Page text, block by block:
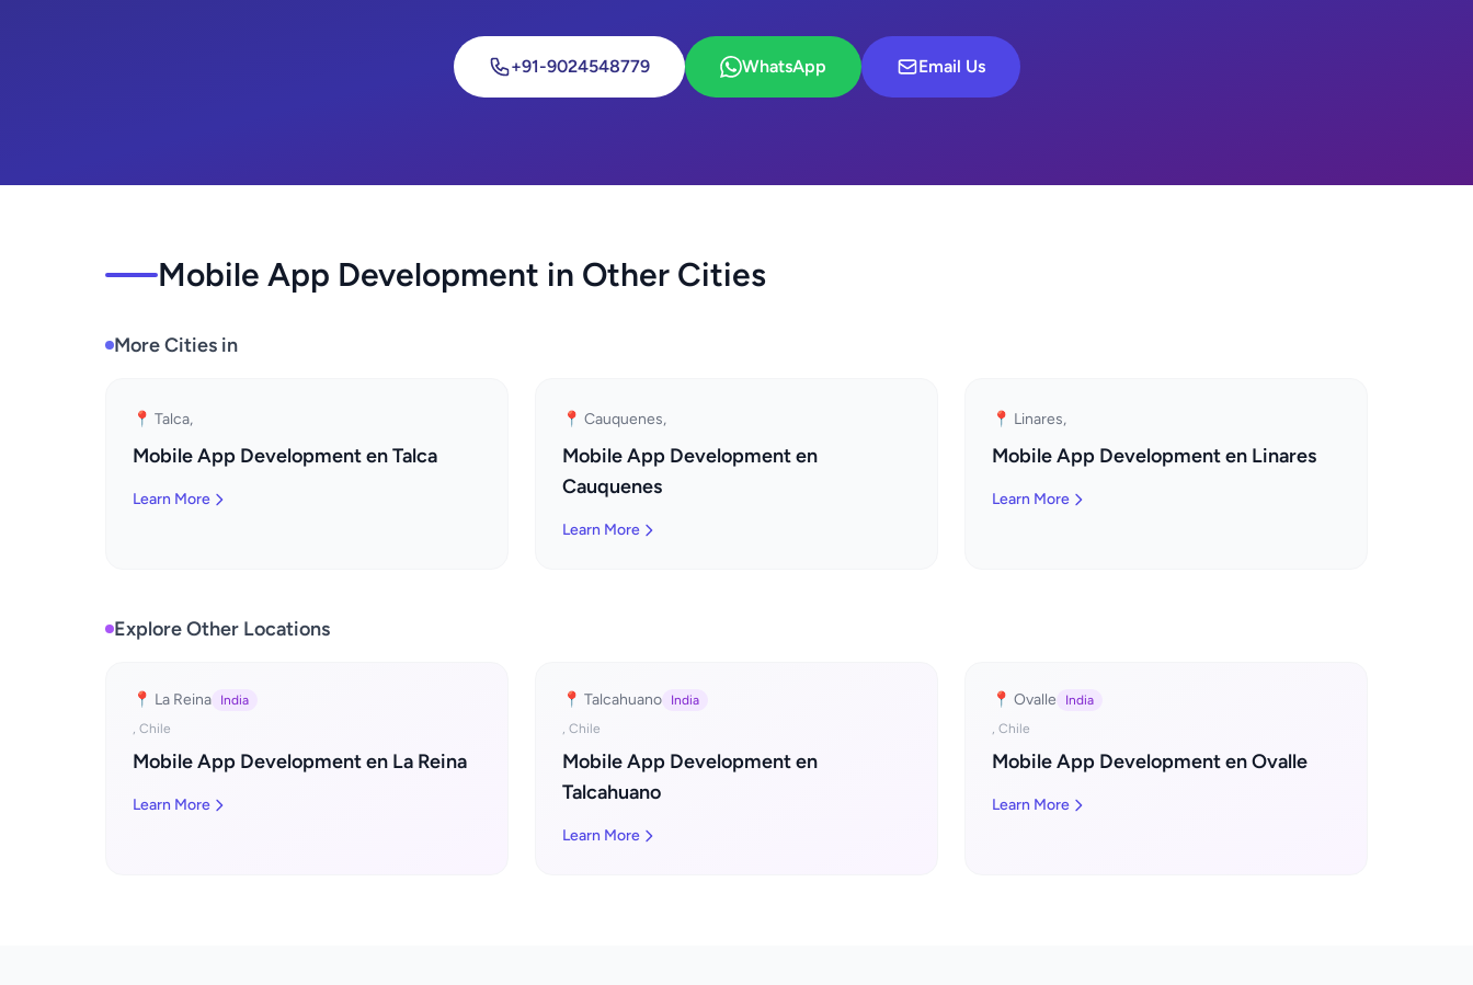
+91-9024548779 WhatsApp Email Us
Mobile App Development in Other Cities
More Cities in
📍 Talca,
Mobile App Development en Talca
Learn More
📍 Cauquenes,
Mobile App Development en
Cauquenes
Learn More
📍 Linares,
Mobile App Development en Linares
Learn More
Explore Other Locations
📍 La Reina
India
, Chile
Mobile App Development en La Reina
Learn More
📍 Talcahuano
India
, Chile
Mobile App Development en
Talcahuano
Learn More
📍 Ovalle
India
, Chile
Mobile App Development en Ovalle
Learn More